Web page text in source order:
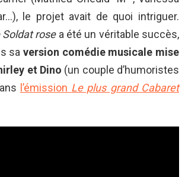
le projet avait de quoi intriguer.
Soldat rose a été un véritable succès,
sa version comédie musicale mise
et Dino (un couple d’humoristes
l’émission Le plus grand Cabaret